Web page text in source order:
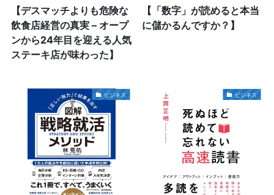
【デスマッチよりも危険な
飲食店経営の真実 – オープ
ンから24年目を迎える人気
ステーキ店が味わった】
【「数字」が読めると本当
に儲かるんですか？】
ビジネス ビジネス